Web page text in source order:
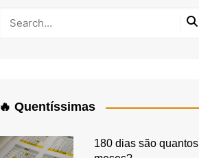
🔥 Quentíssimas
180 dias são quantos